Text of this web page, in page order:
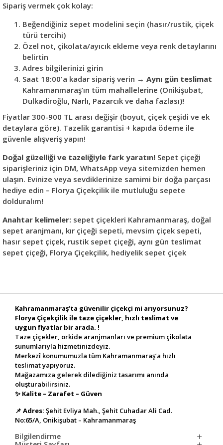
Sipariş vermek çok kolay:
Beğendiğiniz sepet modelini seçin (hasır/rustik, çiçek
türü tercihi)
Özel not, çikolata/ayıcık ekleme veya renk detaylarını
belirtin
Adres bilgilerinizi girin
Saat 18:00'a kadar sipariş verin → Aynı gün teslimat
Kahramanmaraş’ın tüm mahallelerine (Onikişubat,
Dulkadiroğlu, Narlı, Pazarcık ve daha fazlası)!
Fiyatlar 300-900 TL arası değişir (boyut, çiçek çeşidi ve ek
detaylara göre). Tazelik garantisi + kapıda ödeme ile
güvenle alışveriş yapın!
Doğal güzelliği ve tazeliğiyle fark yaratın! Sepet çiçeği
siparişleriniz için DM, WhatsApp veya sitemizden hemen
ulaşın. Evinize veya sevdiklerinize samimi bir doğa parçası
hediye edin – Florya Çiçekçilik ile mutluluğu sepete
dolduralım!
Anahtar kelimeler: sepet çiçekleri Kahramanmaraş, doğal
sepet aranjmanı, kır çiçeği sepeti, mevsim çiçek sepeti,
hasır sepet çiçek, rustik sepet çiçeği, aynı gün teslimat
sepet çiçeği, Florya Çiçekçilik, hediyelik sepet çiçek
Kahramanmaraş’ta güvenilir çiçekçi mi arıyorsunuz?
Florya Çiçekçilik ile taze çiçekler, hızlı teslimat ve
uygun fiyatlar bir arada. !
Taze çiçekler, orkide aranjmanları ve premium çikolata
sunumlarıyla hizmetinizdeyiz.
Merkezî konumumuzla tüm Kahramanmaraş’a hızlı
teslimat yapıyoruz.
Mağazamıza gelerek dilediğiniz tasarımı anında
oluşturabilirsiniz.
✨ Kalite – Zarafet – Güven
📌 Adres: Şehit Evliya Mah., Şehit Cuhadar Ali Cad.
No:65/A, Onikişubat – Kahramanmaraş
Bilgilendirme